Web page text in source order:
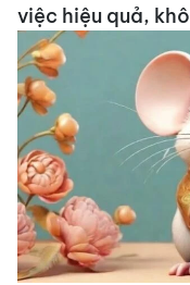
việc hiệu quả,